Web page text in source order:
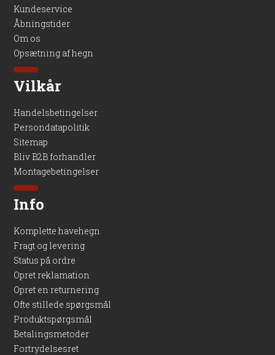
Kundeservice
Åbningstider
Om os
Opsætning af hegn
Vilkår
Handelsbetingelser
Persondatapolitik
Sitemap
Bliv B2B forhandler
Montagebetingelser
Info
Komplette havehegn
Fragt og levering
Status på ordre
Opret reklamation
Opret en returnering
Ofte stillede spørgsmål
Produktspørgsmål
Betalingsmetoder
Fortrydelsesret